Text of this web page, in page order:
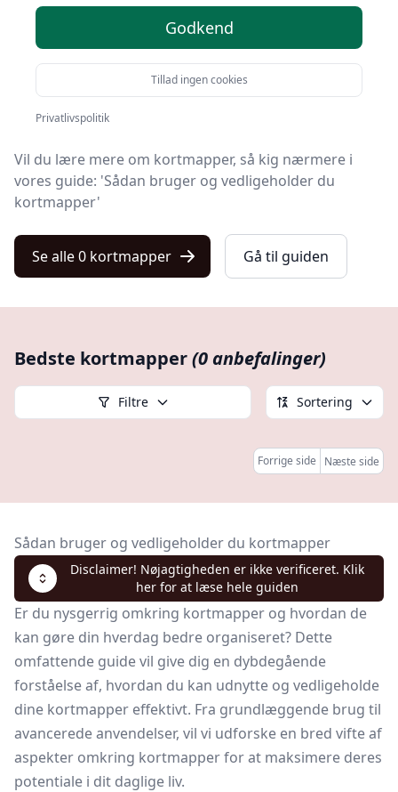
Velkommen til Kulturnet! Vi har gjort arbejdet for dig
og udvalgt 0 af de bedste kortmapper på markedet.
Uanset om du søger den bedste kvalitet, et prisvenligt
tilbud på din næste kortmappe, noget specifikt eller
gratis levering, så har vi dækket det hele i vores liste.
Vil du lære mere om kortmapper, så kig nærmere i
vores guide: 'Sådan bruger og vedligeholder du
kortmapper'
Se alle 0 kortmapper Gå til guiden
Bedste kortmapper(0 anbefalinger)
Filtre Sortering
Forrige side Næste side
Sådan bruger og vedligeholder du kortmapper
Disclaimer! Nøjagtigheden er ikke verificeret. Klik
her for at læse hele guiden
Er du nysgerrig omkring kortmapper og hvordan de
kan gøre din hverdag bedre organiseret? Dette
omfattende guide vil give dig en dybdegående
forståelse af, hvordan du kan udnytte og vedligeholde
dine kortmapper effektivt. Fra grundlæggende brug til
avancerede anvendelser, vil vi udforske en bred vifte af
aspekter omkring kortmapper for at maksimere deres
potentiale i dit daglige liv.
Godkend
Tillad ingen cookies
Privatlivspolitik